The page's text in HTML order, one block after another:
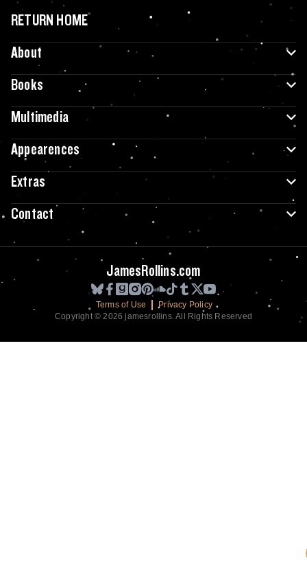
RETURN HOME
About
Books
Multimedia
Appearences
Extras
Contact
JamesRollins.com
Terms of Use
Privacy Policy
Copyright © 2026 jamesrollins. All Rights Reserved